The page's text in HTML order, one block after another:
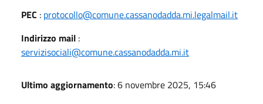
PEC : protocollo@comune.cassanodadda.mi.legalmail.it
Indirizzo mail :
servizisociali@comune.cassanodadda.mi.it
Ultimo aggiornamento: 6 novembre 2025, 15:46